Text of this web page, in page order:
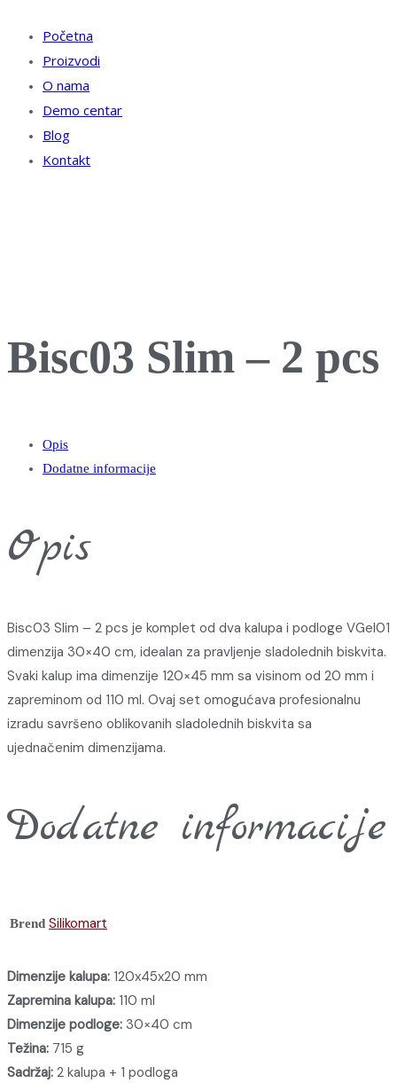
Početna
Proizvodi
O nama
Demo centar
Blog
Kontakt
Bisc03 Slim – 2 pcs
Opis
Dodatne informacije
Opis
Bisc03 Slim – 2 pcs je komplet od dva kalupa i podloge VGel01
dimenzija 30×40 cm, idealan za pravljenje sladolednih biskvita.
Svaki kalup ima dimenzije 120×45 mm sa visinom od 20 mm i
zapreminom od 110 ml. Ovaj set omogućava profesionalnu
izradu savršeno oblikovanih sladolednih biskvita sa
ujednačenim dimenzijama.
Dodatne informacije
Brend Silikomart
Dimenzije kalupa: 120x45x20 mm
Zapremina kalupa: 110 ml
Dimenzije podloge: 30×40 cm
Težina: 715 g
Sadržaj: 2 kalupa + 1 podloga